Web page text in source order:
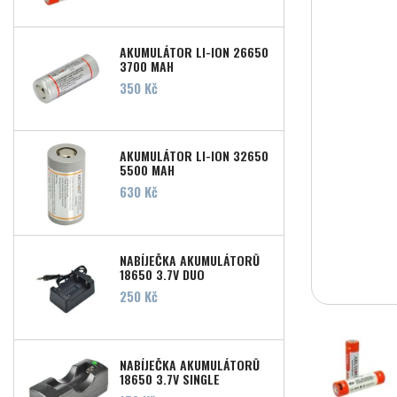
AKUMULÁTOR LI-ION 26650
3700 MAH
Cena
350 Kč
AKUMULÁTOR LI-ION 32650
5500 MAH
Cena
630 Kč
NABÍJEČKA AKUMULÁTORŮ
18650 3,7V DUO
Cena
250 Kč
NABÍJEČKA AKUMULÁTORŮ
18650 3,7V SINGLE